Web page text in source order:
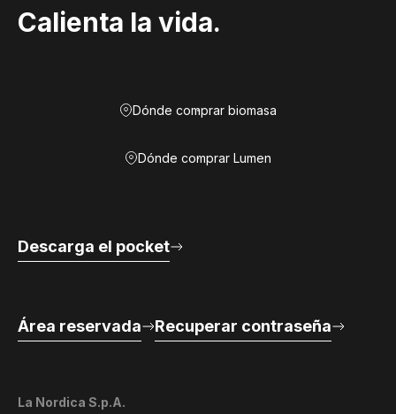
Calienta la vida.
Dónde comprar biomasa
Dónde comprar Lumen
La Nordica S.p.A.
Descarga el pocket
Área reservada Recuperar contraseña